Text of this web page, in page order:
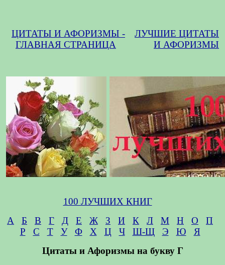
ЦИТАТЫ И АФОРИЗМЫ -
ГЛАВНАЯ СТРАНИЦА
ЛУЧШИЕ ЦИТАТЫ
И АФОРИЗМЫ
100 ЛУЧШИХ КНИГ
А
Б В Г Д Е Ж З И К Л М Н О
П
Р
С Т У Ф Х Ц Ч Ш-Щ Э Ю
Я
Цитаты и Афоризмы на букву Г